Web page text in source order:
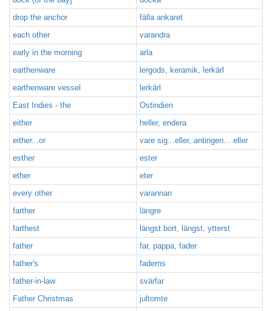
drop the anchor
fälla ankaret
each other
varandra
early in the morning
arla
earthenware
lergods, keramik, lerkärl
earthenware vessel
lerkärl
East Indies - the
Ostindien
either
heller, endera
either...or
vare sig...eller, antingen... eller
esther
ester
ether
eter
every other
varannan
farther
längre
farthest
längst bort, längst, ytterst
father
far, pappa, fader
father's
faderns
father-in-law
svärfar
Father Christmas
jultomte